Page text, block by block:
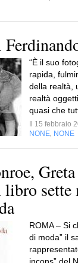
“È il suo
rapida,
della realtà,
realtà
quasi che
Il 15 febbraio
NONE NONE
Greta
sette
ROMA – Si
di moda” il